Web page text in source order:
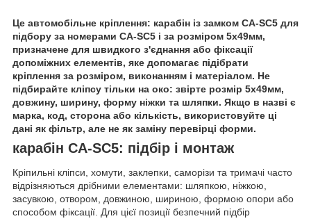
Це автомобільне кріплення: карабін із замком CA-SC5 для
підбору за номерами CA-SC5 і за розміром 5х49мм,
призначене для швидкого з'єднання або фіксації
допоміжних елементів, яке допомагає підібрати
кріплення за розміром, виконанням і матеріалом. Не
підбирайте кліпсу тільки на око: звірте розмір 5х49мм,
довжину, ширину, форму ніжки та шляпки. Якщо в назві є
марка, код, сторона або кількість, використовуйте ці
дані як фільтр, але не як заміну перевірці форми.
карабін CA-SC5: підбір і монтаж
Кріпильні кліпси, хомути, заклепки, саморізи та тримачі часто
відрізняються дрібними елементами: шляпкою, ніжкою,
засувкою, отвором, довжиною, шириною, формою опори або
способом фіксації. Для цієї позиції безпечний підбір